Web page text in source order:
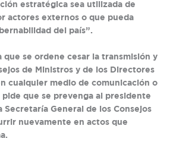
estratégica sea utilizada de
actores externos o que pueda
del país”.
que se ordene cesar la transmisión y
de Ministros y de los Directores
cualquier medio de comunicación o
pide que se prevenga al presidente
Secretaría General de los Consejos
nuevamente en actos que